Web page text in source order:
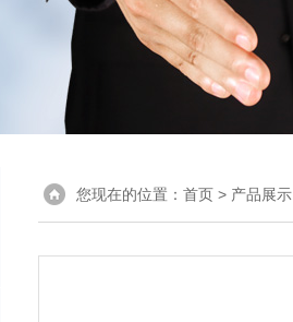
您现在的位置： 首页 > 产品展示